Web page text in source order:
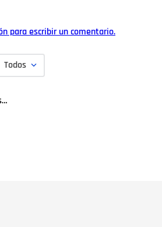
para escribir un comentario.
Todos